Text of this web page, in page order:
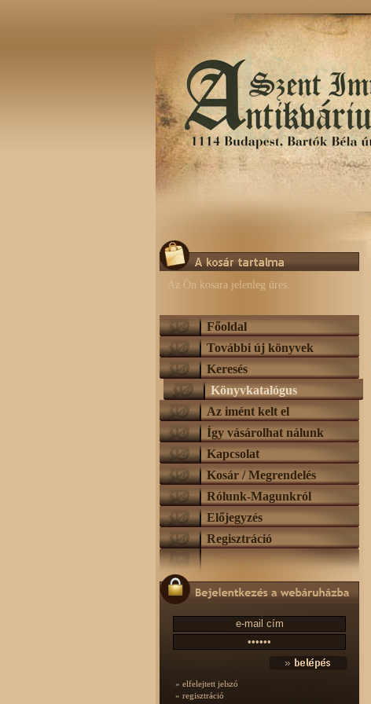
Az Ön kosara jelenleg üres.
Főoldal
További új könyvek
Keresés
Könyvkatalógus
Az imént kelt el
Így vásárolhat nálunk
Kapcsolat
Kosár / Megrendelés
Rólunk-Magunkról
Előjegyzés
Regisztráció
» elfelejtett jelszó
» regisztráció